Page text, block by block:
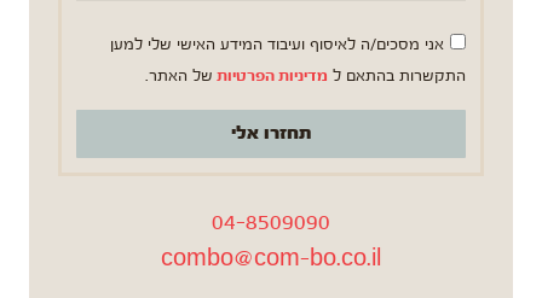
אני מסכים/ה לאיסוף ועיבוד המידע האישי שלי למען
התקשרות בהתאם ל מדיניות הפרטיות של האתר.
תחזרו אלי
04-8509090
combo@com-bo.co.il